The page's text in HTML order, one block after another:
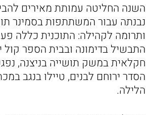
השנה החליטה עמותת מאירים
נבנתה עבור המשתתפות בסמינר
ותרומה לקהילה: התוכנית כללה
התבשיל בדימונה ובבית הספר
חקלאית במשק תושייה בניצנה,
הסדר ירוחם לבנים, טיילו בנגב
הלילה.